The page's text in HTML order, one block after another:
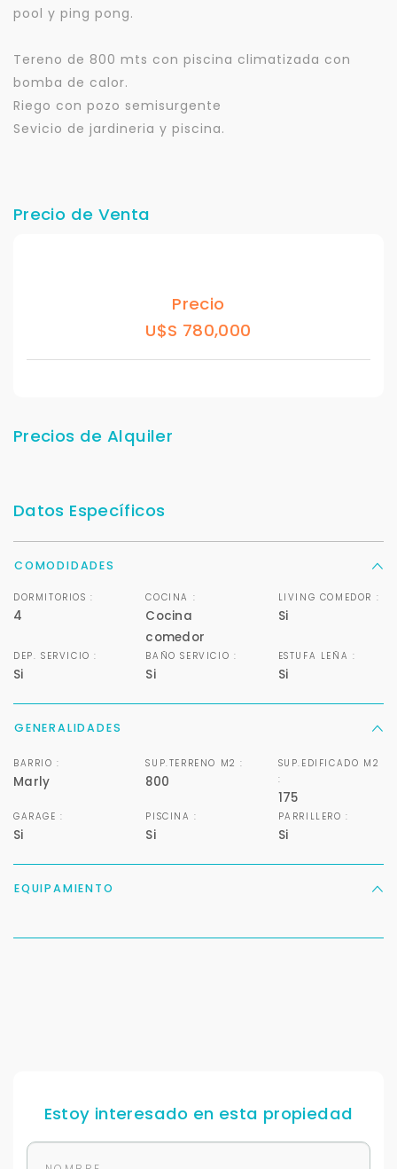
pool y ping pong.
Tereno de 800 mts con piscina climatizada con
bomba de calor.
Riego con pozo semisurgente
Sevicio de jardineria y piscina.
Precio de Venta
Precio
U$S 780,000
Precios de Alquiler
Datos Específicos
COMODIDADES
DORMITORIOS :
4
COCINA :
Cocina
comedor
LIVING COMEDOR :
Si
DEP. SERVICIO :
Si
BAÑO SERVICIO :
Si
ESTUFA LEÑA :
Si
GENERALIDADES
BARRIO :
Marly
SUP.TERRENO M2 :
800
SUP.EDIFICADO M2
:
175
GARAGE :
Si
PISCINA :
Si
PARRILLERO :
Si
EQUIPAMIENTO
Estoy interesado en esta propiedad
Para responderte
Tu WhatsApp *